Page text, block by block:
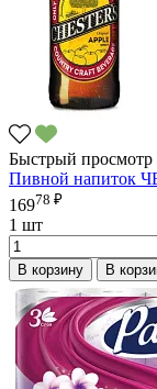
Быстрый просмотр
Пивной напиток
16978 ₽
1 шт
В корзину В